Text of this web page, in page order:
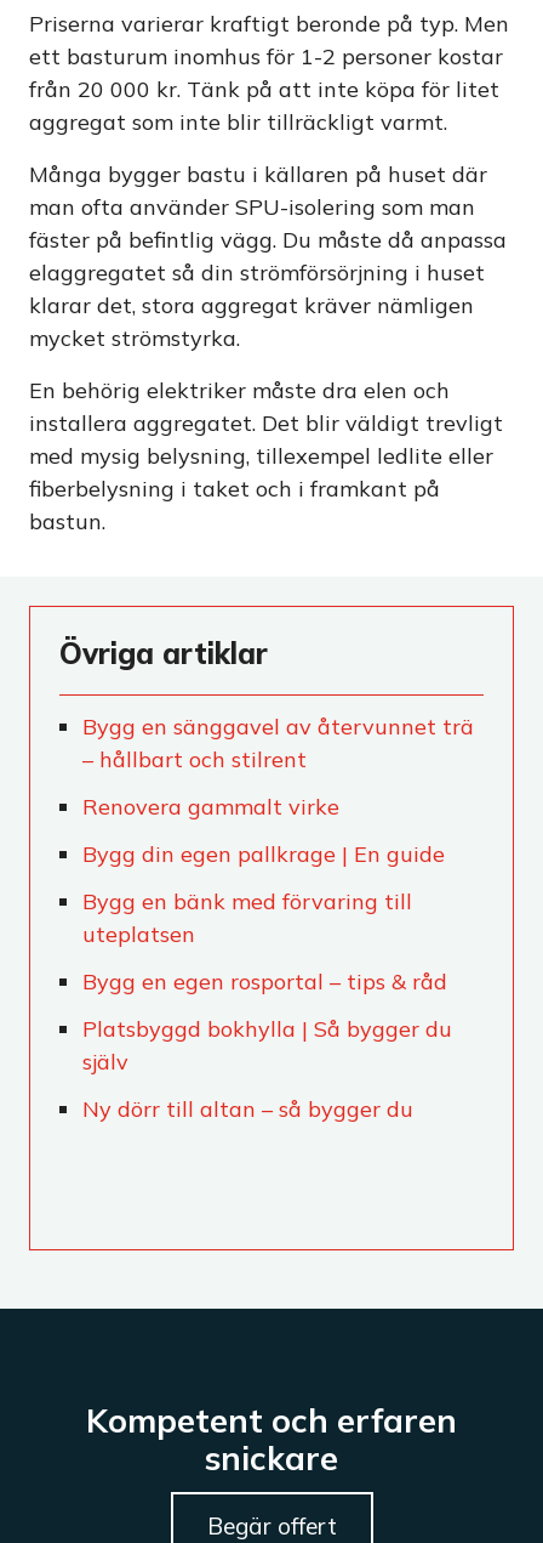
Priserna varierar kraftigt beronde på typ. Men
ett basturum inomhus för 1-2 personer kostar
från 20 000 kr. Tänk på att inte köpa för litet
aggregat som inte blir tillräckligt varmt.
Många bygger bastu i källaren på huset där
man ofta använder SPU-isolering som man
fäster på befintlig vägg. Du måste då anpassa
elaggregatet så din strömförsörjning i huset
klarar det, stora aggregat kräver nämligen
mycket strömstyrka.
En behörig elektriker måste dra elen och
installera aggregatet. Det blir väldigt trevligt
med mysig belysning, tillexempel ledlite eller
fiberbelysning i taket och i framkant på
bastun.
Övriga artiklar
Bygg en sänggavel av återvunnet trä
– hållbart och stilrent
Renovera gammalt virke
Bygg din egen pallkrage | En guide
Bygg en bänk med förvaring till
uteplatsen
Bygg en egen rosportal – tips & råd
Platsbyggd bokhylla | Så bygger du
själv
Ny dörr till altan – så bygger du
Kompetent och erfaren
snickare
Begär offert